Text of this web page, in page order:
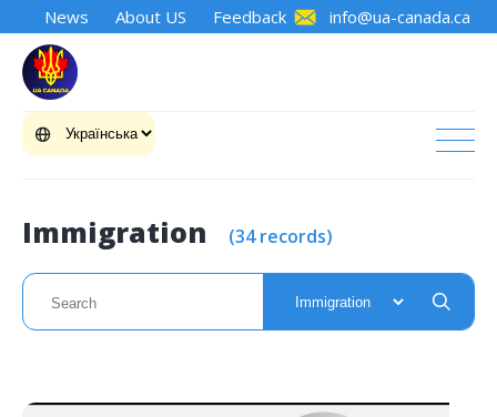
News About US Feedback info@ua-canada.ca
Immigration (34 records)